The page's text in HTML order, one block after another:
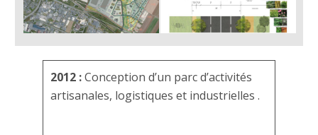
2012 :Conception d’un parc d’activités
artisanales, logistiques et industrielles .